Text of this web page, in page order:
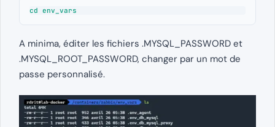
cd env_vars
A minima, éditer les fichiers .MYSQL_PASSWORD et
.MYSQL_ROOT_PASSWORD, changer par un mot de
passe personnalisé.